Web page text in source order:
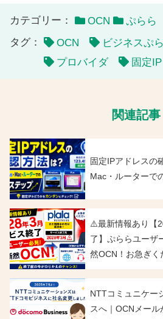
カテゴリー： OCN
ぷらら
タグ：
OCN ビジネスぷ
プロバイダ
固定IP
関連記事
固定IPアドレスの
Mac・ルーターで
⚠️最新情報あり【
了】ぷららユーザ
然OCN！お急ぎく
NTTコミュニケー
スへ｜OCNメー